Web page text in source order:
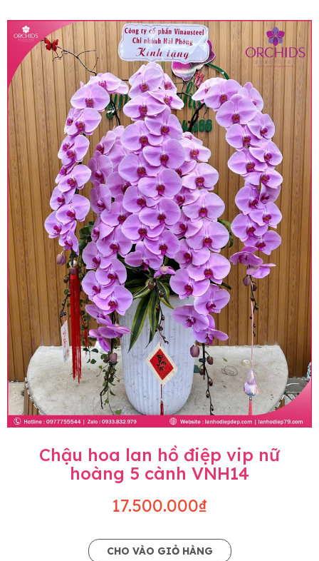
• Giá trên được miễn ship giao trong nội thành,
miễn phí in thiệp - banner theo yêu cầu khách
hàng.
• Beautiful Orchids liên kết với các cửa hàng
trên toàn quốc để phục vụ giao hoa tận nơi, mỗi
khu vực sẽ có mức giá khác nhau (tùy vào chi
phí mặt bằng, nguyên vật liệu,..) nên giá có thể sẽ
thay đổi so với giá niêm yết trên website. Khách
hàng ở Tỉnh thành khác vui lòng chủ động hỏi lại
giá trước khi đặt hàng, shop sẽ chủ động báo giá
chính xác khi có địa chỉ giao hàng cụ thể.
Chậu hoa lan hồ điệp vip nữ
hoàng 5 cành VNH14
17.500.000₫
CHO VÀO GIỎ HÀNG